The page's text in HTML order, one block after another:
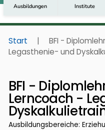
Ausbildungen Institute
Start |
BFI -
Legasthenie- und
BFI -
Lerncoach -
Ausbildungsbereiche: